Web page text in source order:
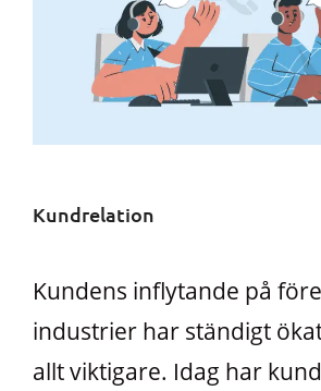
Kundrelation
Kundens inflytande på
industrier har ständigt
allt viktigare. Idag har